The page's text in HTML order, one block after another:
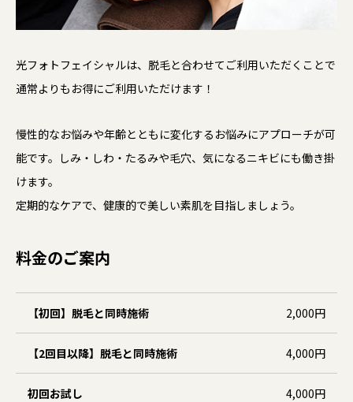
光フォトフェイシャルは、脱毛と合わせてご利用いただくことで
通常よりもお得にご利用いただけます！
慢性的なお悩みや年齢とともに変化するお悩みにアプローチが可
能です。しみ・しわ・たるみや毛穴、気になるニキビにも働き掛
けます。
定期的なケアで、健康的で美しい素肌を目指しましょう。
料金のご案内
【初回】脱毛と同時施術 2,000円
【2回目以降】脱毛と同時施術 4,000円
初回お試し 4,000円